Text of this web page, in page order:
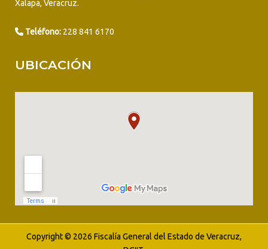
Xalapa, Veracruz.
Teléfono: 228 841 6170
UBICACIÓN
Copyright © 2026 Fiscalía General del Estado de Veracruz,